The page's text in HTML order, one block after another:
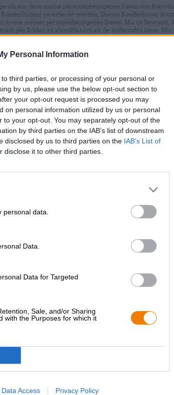
Personal Information
third parties, or processing of your personal or
by us, please use the below opt-out section to
your opt-out request is processed you may
on personal information utilized by us or personal
your opt-out. You may separately opt-out of the
by third parties on the IAB’s list of downstream
disclosed by us to third parties on the IAB’s List of
disclose it to other third parties.
data.
Data.
Data for Targeted
Sale, and/or Sharing
with the Purposes for which it
Data Access Privacy Policy
ich ein, dass meine personenbezogenen Daten von
Kundenkontos verarbeitet werden. Dieses Kundenkonto
sowie meiner personenbezogenen Daten. Mir ist bewusst,
per E-Mail an shop@bierothek.de widerrufen kann. Wir
der Einwilligung die Rechtmäßigkeit der aufgrund der
MwSt. zzgl.Versandkostenzzgl. Pfand€ 0,15
Infos Bewertungen(1)
Corsendonk aus Oud-Turnhout bringt Jahr
Ale heraus. Um ihren Freunden die
kräftiges Bier, das voller
Strong Ale erscheint in der herkömmlichen
Flaschen, die mit einem echten Korken
und die perfekte Alternative zum Sekt am
aus dem Hause Corsendonk fließt in einem
rubinrote Reflexe. Aus dem feinen,
verschiedener Düfte auf: In der Nase
Zimt, fruchtige Zwetschgen und köstlicher
offenbart ein voluminöses Bier mit 8,5%
wärmt. Auf der Zunge präsentieren sich die
zartschmelzender Schokolade,
Pfeffer fügt der winterlichen Komposition ein
Bier eine herrliche Leichtigkeit und weckt
Weihnachtsbier ist die perfekte Ergänzung für die
Plätzchen ausgezeichnet.